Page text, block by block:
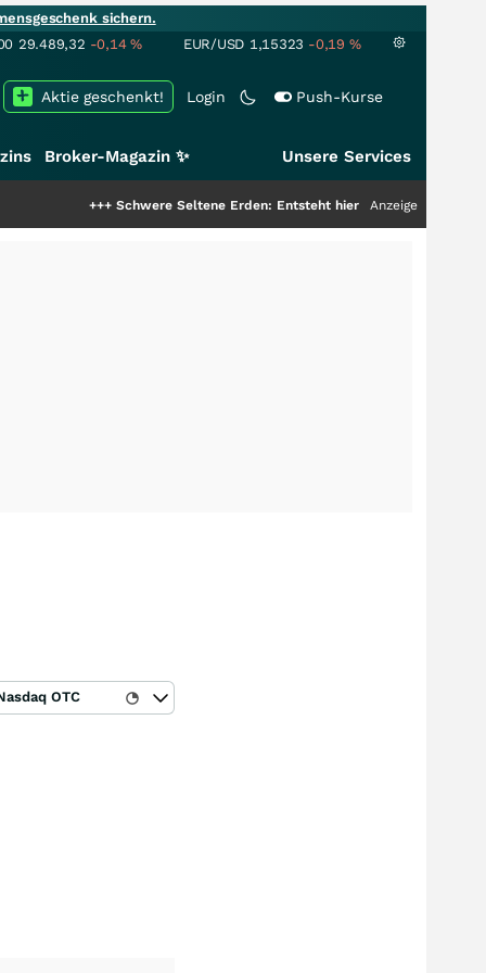
sichern.
29.489,32 -0,14% EUR/USD 1,15323 -0,19 %
Login Push-Kurse
Aktie geschenkt!
Broker-Magazin ✨ Unsere Services
Schwere Seltene Erden: Entsteht hier die nächste Milliardenstory?
Anzeige
OTC